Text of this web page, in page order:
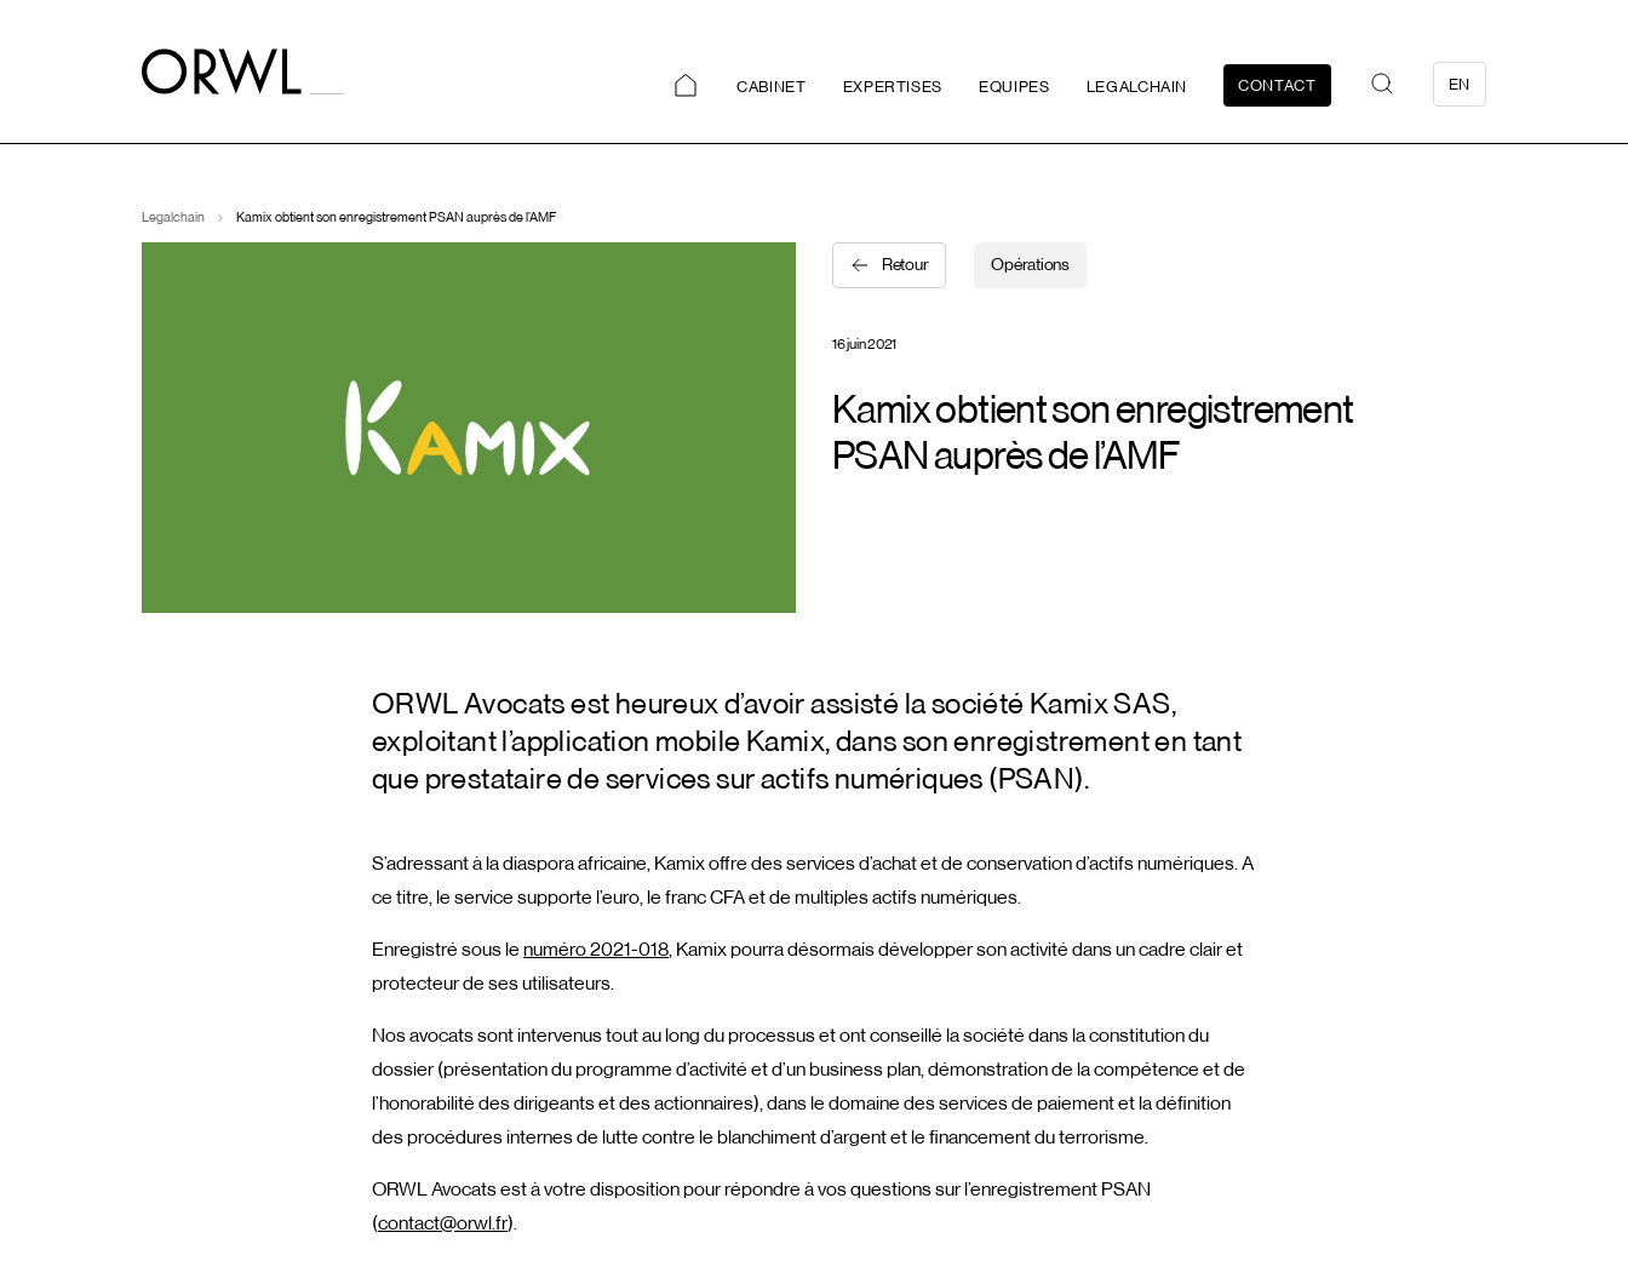
CABINET EXPERTISES EQUIPES LEGALCHAIN CONTACT EN
Legalchain Kamix obtient son enregistrement PSAN auprès de l’AMF
Retour Opérations
16 juin 2021
Kamix obtient son enregistrement
PSAN auprès de l’AMF
ORWL Avocats est heureux d’avoir assisté la société Kamix SAS,
exploitant l’application mobile Kamix, dans son enregistrement en tant
que prestataire de services sur actifs numériques (PSAN).
S’adressant à la diaspora africaine, Kamix offre des services d’achat et de conservation d’actifs numériques. A
ce titre, le service supporte l’euro, le franc CFA et de multiples actifs numériques.
Enregistré sous le numéro 2021-018 , Kamix pourra désormais développer son activité dans un cadre clair et
protecteur de ses utilisateurs.
Nos avocats sont intervenus tout au long du processus et ont conseillé la société dans la constitution du
dossier (présentation du programme d’activité et d’un business plan, démonstration de la compétence et de
l’honorabilité des dirigeants et des actionnaires), dans le domaine des services de paiement et la définition
des procédures internes de lutte contre le blanchiment d’argent et le financement du terrorisme.
ORWL Avocats est à votre disposition pour répondre à vos questions sur l’enregistrement PSAN
(contact@orwl.fr).